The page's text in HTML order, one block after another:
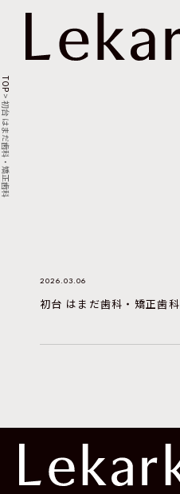
TOP
>
初台 はまだ歯科・矯正歯科
2026.03.06
初台 はまだ歯科・矯正歯科